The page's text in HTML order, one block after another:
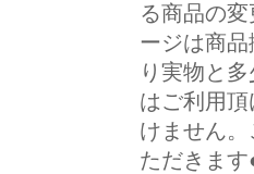
る商品の
ージは商
り実物と
はご利用
けません
ただきま